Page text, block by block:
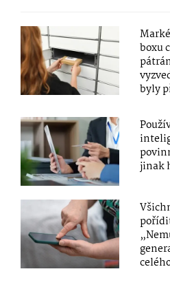
boxu
byly
jinak